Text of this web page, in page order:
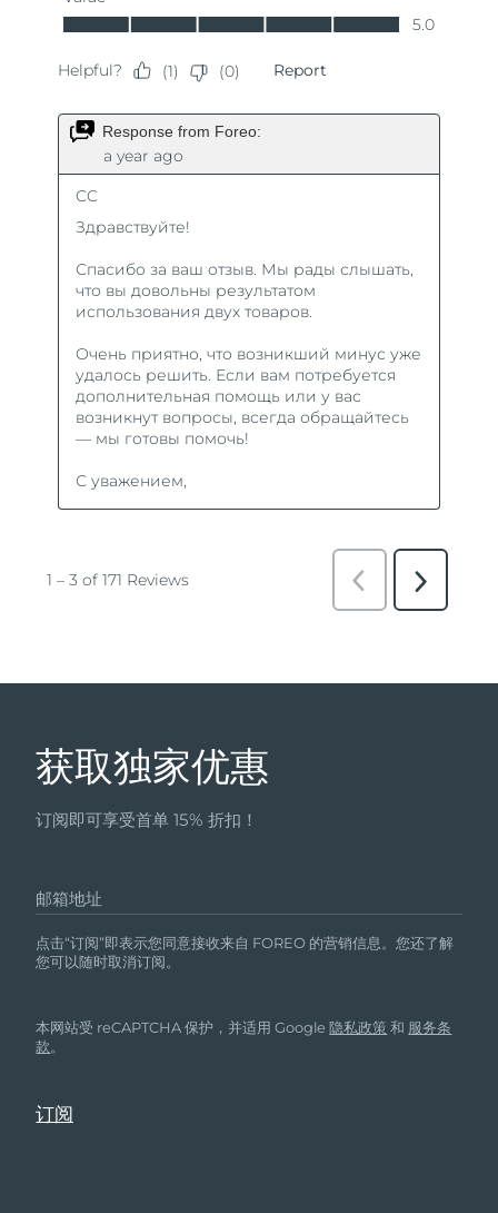
获取独家优惠
订阅即可享受首单 15% 折扣！
邮箱地址
点击“订阅”即表示您同意接收来自 FOREO 的营销信息。您还了解
您可以随时取消订阅。
本网站受 reCAPTCHA 保护，并适用 Google隐私政策 和 服务条
款。